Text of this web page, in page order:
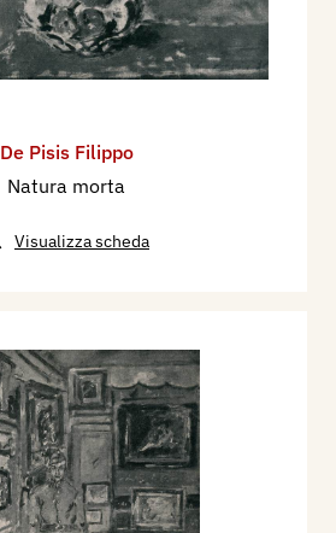
De Pisis Filippo
Natura morta
Visualizza scheda